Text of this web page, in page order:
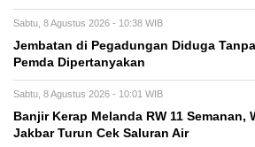
Sabtu, 8 Agustus 2026 - 10:38 WIB
Jembatan di Pegadungan Diduga
Pemda Dipertanyakan
Sabtu, 8 Agustus 2026 - 10:01 WIB
Banjir Kerap Melanda RW 11 Semanan,
Jakbar Turun Cek Saluran Air